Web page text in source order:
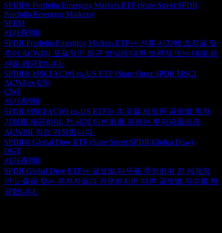
SPDR® Portfolio Emerging Markets ETF (State Street SPDR
Portfolio Emerging Markets)
SPEM
시가총액0
SPDR Portfolio Emerging Markets ETF는 신흥 시장에 초점을 맞
추어 ACWI의 포괄적인 접근 방식에 대한 보완적 또는 대체 옵
션을 제공합니다.
SPDR® MSCI ACWI ex-US ETF (State Street SPDR MSCI
ACWI ex-US)
CWI
시가총액0
SPDR MSCI ACWI ex-US ETF는 미국을 제외한 글로벌 투자
기회를 제공하며, 전 세계 다변화를 원하는 투자자들에게
ACWI와 직접 경쟁합니다.
SPDR® Global Dow ETF (State Street SPDR Global Dow)
DGT
시가총액0
SPDR Global Dow ETF는 글로벌 다우를 추적하여 전 세계적
인 노출을 찾는 투자자들과 경쟁하지만 다른 글로벌 지수를 제
공합니다.